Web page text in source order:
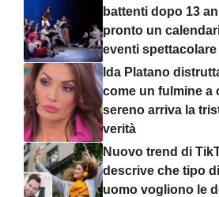
battenti dopo 13
pronto un
eventi spettacolare
Ida Platano
come un fulmine a
sereno arriva la
verità
Nuovo trend di
descrive che tipo di
uomo vogliono le